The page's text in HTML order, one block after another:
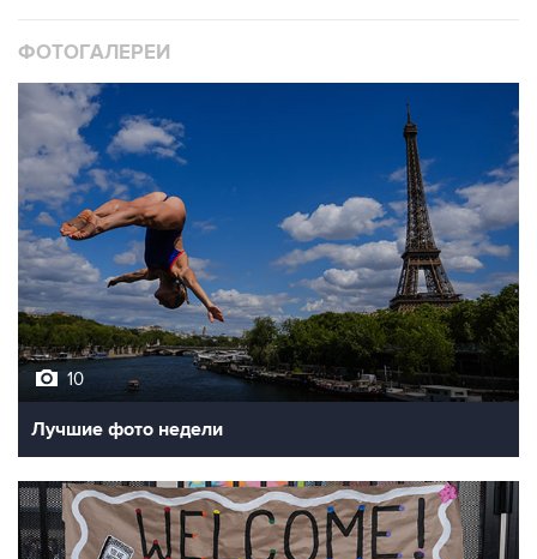
ФОТОГАЛЕРЕИ
10
Лучшие фото недели